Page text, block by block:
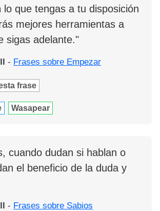
lo que tengas a tu disposición
mejores herramientas a
sigas adelante."
- Frases sobre Empezar
frase
Wasapear
cuando dudan si hablan o
el beneficio de la duda y
- Frases sobre Sabios